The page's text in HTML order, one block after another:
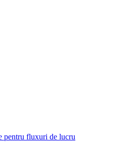
pentru fluxuri de lucru